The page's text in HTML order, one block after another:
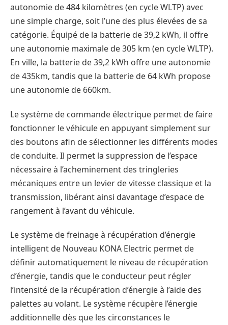
autonomie de 484 kilomètres (en cycle WLTP) avec
une simple charge, soit l’une des plus élevées de sa
catégorie. Équipé de la batterie de 39,2 kWh, il offre
une autonomie maximale de 305 km (en cycle WLTP).
En ville, la batterie de 39,2 kWh offre une autonomie
de 435km, tandis que la batterie de 64 kWh propose
une autonomie de 660km.
Le système de commande électrique permet de faire
fonctionner le véhicule en appuyant simplement sur
des boutons afin de sélectionner les différents modes
de conduite. Il permet la suppression de l’espace
nécessaire à l’acheminement des tringleries
mécaniques entre un levier de vitesse classique et la
transmission, libérant ainsi davantage d’espace de
rangement à l’avant du véhicule.
Le système de freinage à récupération d’énergie
intelligent de Nouveau KONA Electric permet de
définir automatiquement le niveau de récupération
d’énergie, tandis que le conducteur peut régler
l’intensité de la récupération d’énergie à l’aide des
palettes au volant. Le système récupère l’énergie
additionnelle dès que les circonstances le